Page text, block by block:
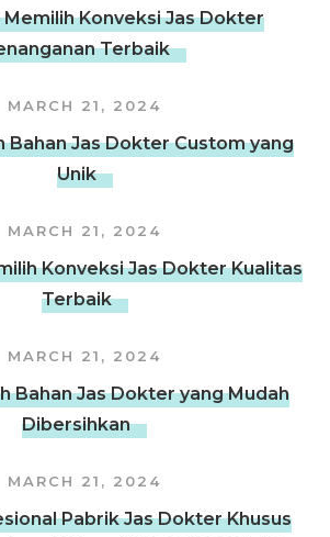
Memilih Konveksi Jas Dokter
Terbaik
MARCH 21, 2024
Bahan Jas Dokter Custom yang
Unik
MARCH 21, 2024
Konveksi Jas Dokter Kualitas
Terbaik
MARCH 21, 2024
Bahan Jas Dokter yang Mudah
Dibersihkan
MARCH 21, 2024
Pabrik Jas Dokter Khusus